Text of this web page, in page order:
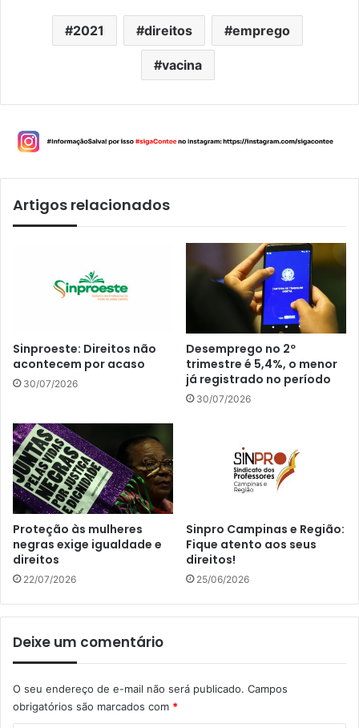
2021 direitos emprego
vacina
Artigos relacionados
Sinproeste: Direitos não
acontecem por acaso
30/07/2026
Desemprego no 2º
trimestre é 5,4%, o menor
já registrado no período
30/07/2026
Proteção às mulheres
negras exige igualdade e
direitos
22/07/2026
Sinpro Campinas e Região:
Fique atento aos seus
direitos!
25/06/2026
Deixe um comentário
O seu endereço de e-mail não será publicado. Campos
obrigatórios são marcados com *